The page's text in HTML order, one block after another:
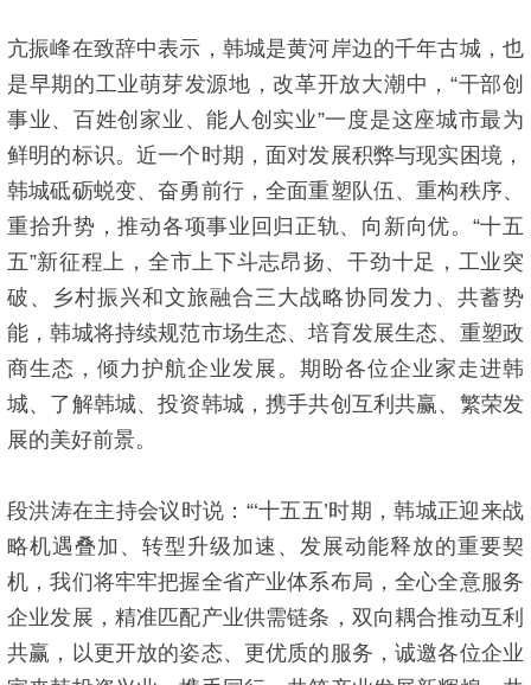
亢振峰在致辞中表示，韩城是黄河岸边的千年古城，也
是早期的工业萌芽发源地，改革开放大潮中，“干部创
事业、百姓创家业、能人创实业”一度是这座城市最为
鲜明的标识。近一个时期，面对发展积弊与现实困境，
韩城砥砺蜕变、奋勇前行，全面重塑队伍、重构秩序、
重拾升势，推动各项事业回归正轨、向新向优。“十五
五”新征程上，全市上下斗志昂扬、干劲十足，工业突
破、乡村振兴和文旅融合三大战略协同发力、共蓄势
能，韩城将持续规范市场生态、培育发展生态、重塑政
商生态，倾力护航企业发展。期盼各位企业家走进韩
城、了解韩城、投资韩城，携手共创互利共赢、繁荣发
展的美好前景。
段洪涛在主持会议时说：“‘十五五’时期，韩城正迎来战
略机遇叠加、转型升级加速、发展动能释放的重要契
机，我们将牢牢把握全省产业体系布局，全心全意服务
企业发展，精准匹配产业供需链条，双向耦合推动互利
共赢，以更开放的姿态、更优质的服务，诚邀各位企业